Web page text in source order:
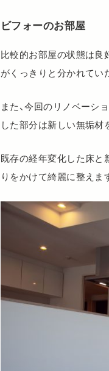
ビフォーのお部屋
比較的お部屋の状態は良
がくっきりと分かれてい
また、今回のリノベーシ
した部分は新しい無垢材
既存の経年変化した床と
りをかけて綺麗に整えま